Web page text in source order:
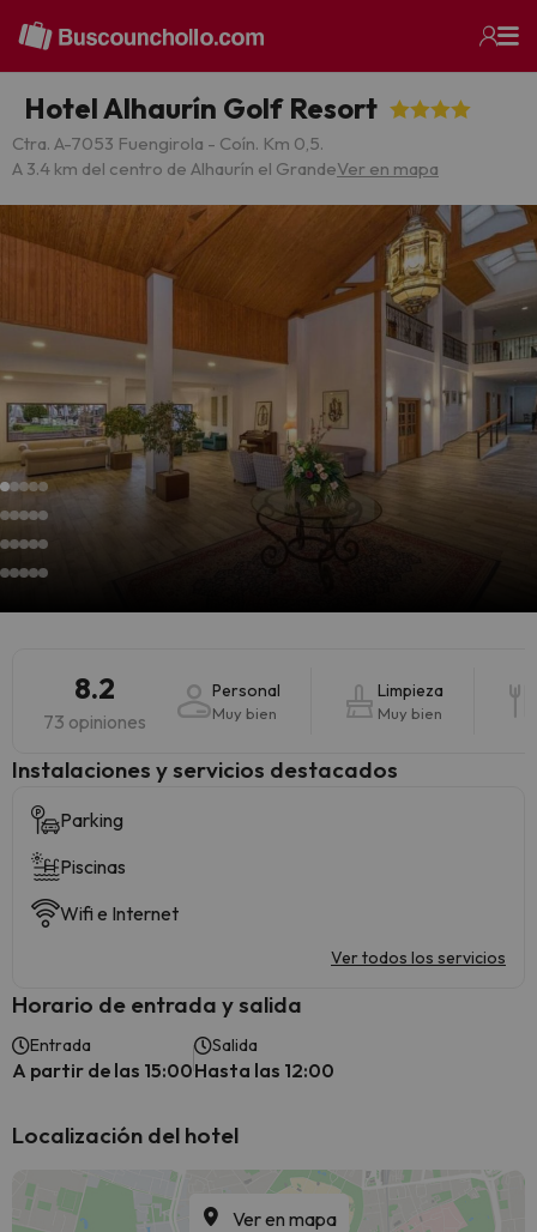
Hotel Alhaurín Golf Resort
Ctra. A-7053 Fuengirola - Coín. Km 0,5.
A 3.4 km del centro de Alhaurín el GrandeVer en mapa
8.2
73 opiniones
Personal
Muy bien
Limpieza
Muy bien
Instalaciones y servicios destacados
Parking
Piscinas
Wifi e Internet
Ver todos los servicios
Horario de entrada y salida
Entrada
A partir de las 15:00
Salida
Hasta las 12:00
Localización del hotel
Ver en mapa